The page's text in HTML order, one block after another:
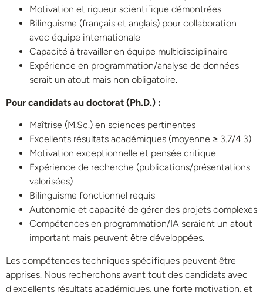
Motivation et rigueur scientifique démontrées
Bilinguisme (français et anglais) pour collaboration
avec équipe internationale
Capacité à travailler en équipe multidisciplinaire
Expérience en programmation/analyse de données
serait un atout mais non obligatoire.
Pour candidats au doctorat (Ph.D.) :
Maîtrise (M.Sc.) en sciences pertinentes
Excellents résultats académiques (moyenne ≥ 3.7/4.3)
Motivation exceptionnelle et pensée critique
Expérience de recherche (publications/présentations
valorisées)
Bilinguisme fonctionnel requis
Autonomie et capacité de gérer des projets complexes
Compétences en programmation/IA seraient un atout
important mais peuvent être développées.
Les compétences techniques spécifiques peuvent être
apprises. Nous recherchons avant tout des candidats avec
d'excellents résultats académiques, une forte motivation, et